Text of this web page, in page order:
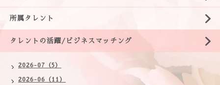
所属タレント
タレントの活躍/ビジネスマッチング
2026-07（5）
2026-06（11）